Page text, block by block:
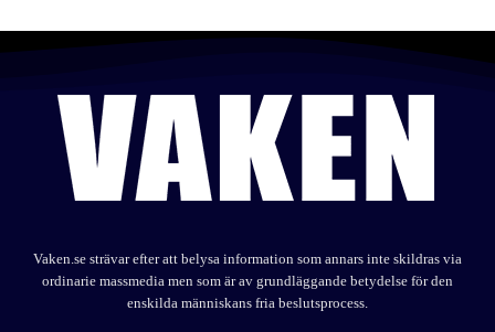
Vaken.se strävar efter att belysa information som annars inte skildras via
ordinarie massmedia men som är av grundläggande betydelse för den
enskilda människans fria beslutsprocess.